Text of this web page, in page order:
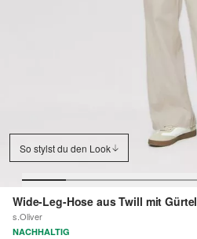
So stylst du den Look
Wide-Leg-Hose aus Twill mit Gürtel
s.Oliver
NACHHALTIG